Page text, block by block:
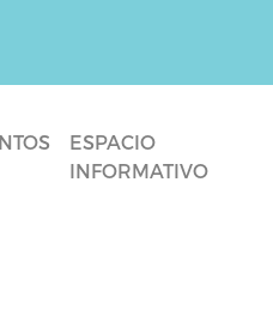
ESPACIO
INFORMATIVO